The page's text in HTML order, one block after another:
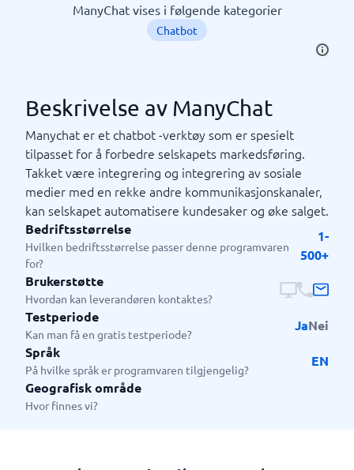
ManyChat vises i følgende kategorier
Chatbot
Beskrivelse av ManyChat
Manychat er et chatbot -verktøy som er spesielt
tilpasset for å forbedre selskapets markedsføring.
Takket være integrering og integrering av sosiale
medier med en rekke andre kommunikasjonskanaler,
kan selskapet automatisere kundesaker og øke salget.
Bedriftsstørrelse
Hvilken bedriftsstørrelse passer denne programvaren
for?
1-
500+
Brukerstøtte
Hvordan kan leverandøren kontaktes?
Testperiode
Kan man få en gratis testperiode?
JaNei
Språk
På hvilke språk er programvaren tilgjengelig?
EN
Geografisk område
Hvor finnes vi?